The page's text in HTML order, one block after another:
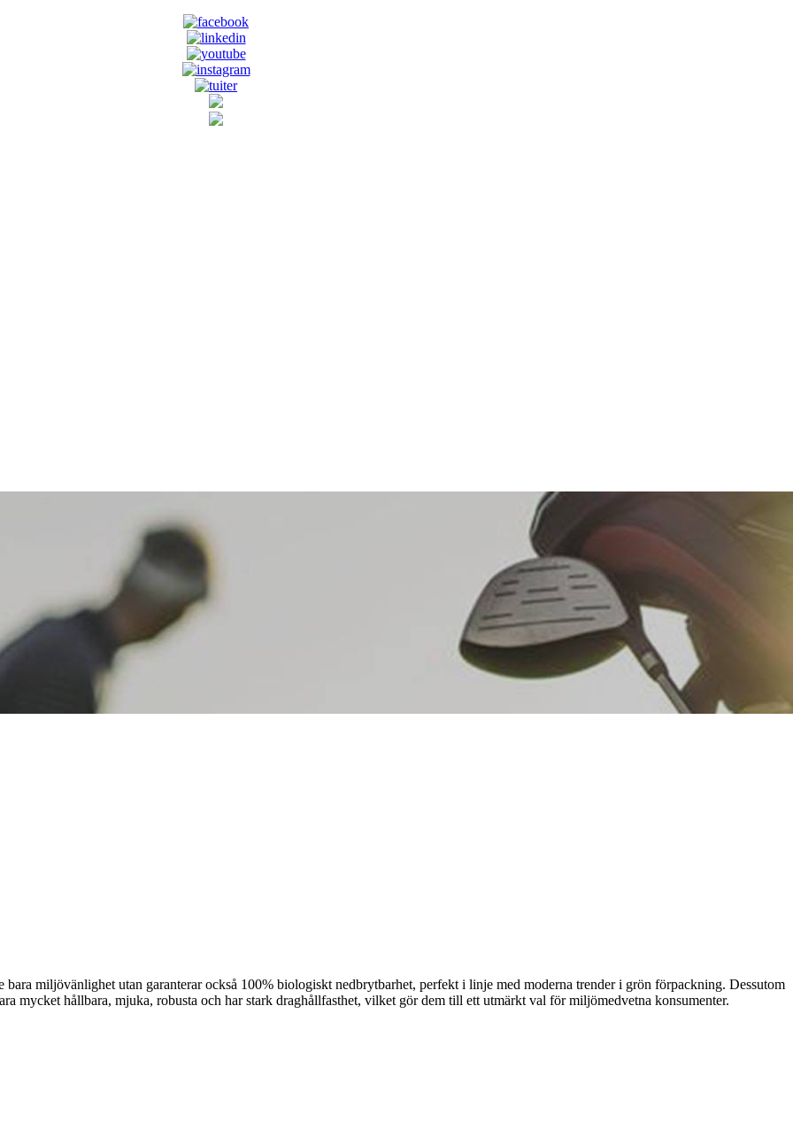
bara miljövänlighet utan garanterar också 100% biologiskt nedbrytbarhet, perfekt i linje med moderna trender i grön förpackning. Dessutom
mycket hållbara, mjuka, robusta och har stark draghållfasthet, vilket gör dem till ett utmärkt val för miljömedvetna konsumenter.